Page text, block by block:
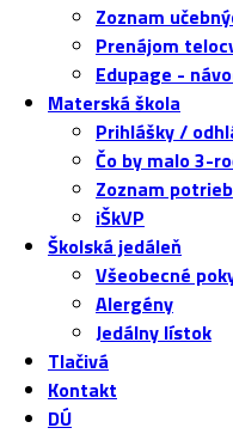
Zoznam
Prenájom
Edupage -
Materská škola
Prihlášky /
Čo by malo 3-
Zoznam potrieb
iŠkVP
Školská jedáleň
Všeobecné
Alergény
Jedálny lístok
Tlačivá
Kontakt
DÚ